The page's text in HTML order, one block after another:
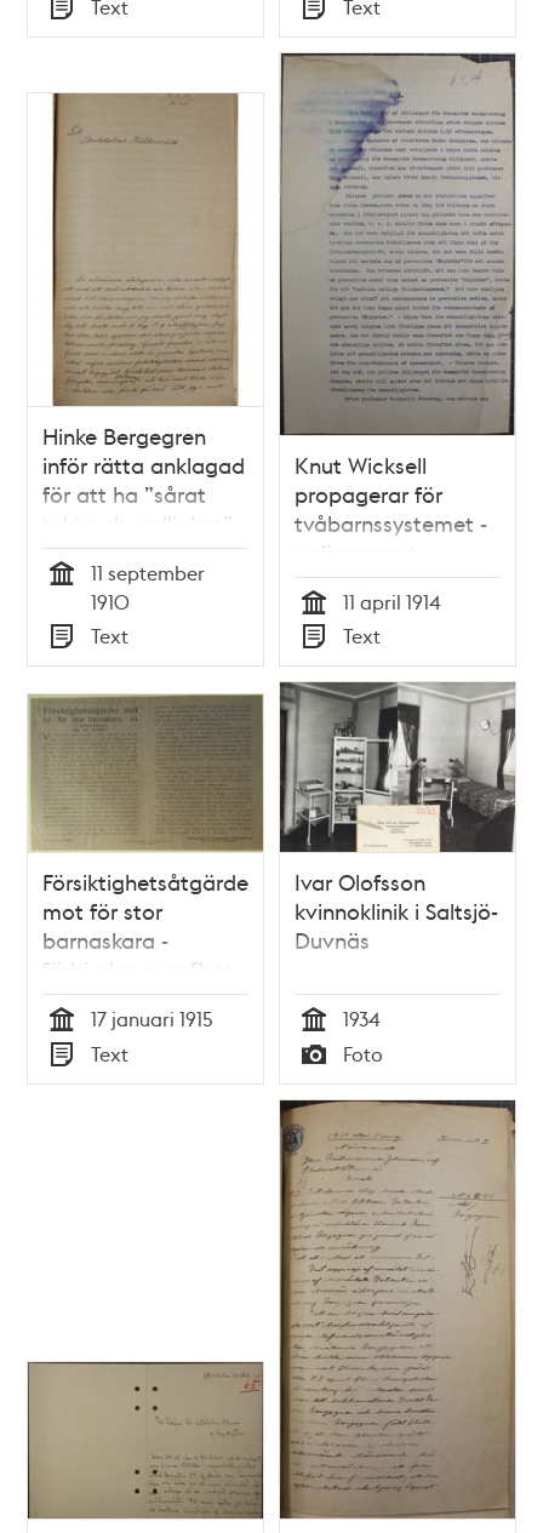
Typ
Text
Typ
Text
Hinke Bergegren
inför rätta anklagad
för att ha ”sårat
tukt och sedlighet”
1910
11 september
1910
Typ
Text
Knut Wicksell
propagerar för
tvåbarnssystemet -
polisrapport
Tid
11 april 1914
Typ
Text
Försiktighetsåtgärder
mot för stor
barnaskara -
förbjuden pamflett
Tid
17 januari 1915
Typ
Text
Ivar Olofsson
kvinnoklinik i Saltsjö-
Duvnäs
Tid
1934
Typ
Foto